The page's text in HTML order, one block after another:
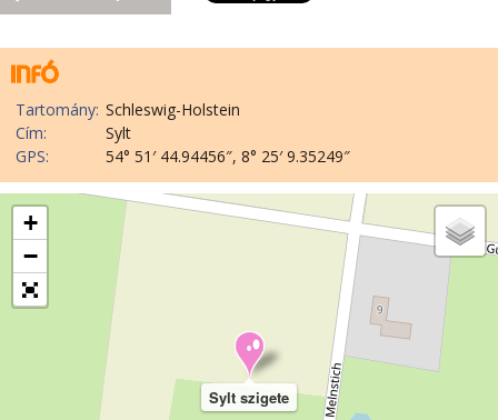
Tartomány: Schleswig-Holstein
Cím:
Sylt
GPS:
54° 51′ 44.94456″, 8° 25′ 9.35249″
Sylt szigete
+
−